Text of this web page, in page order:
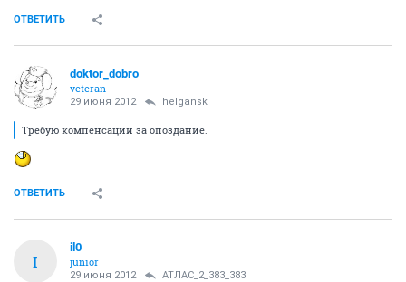
ОТВЕТИТЬ
doktor_dobro
veteran
29 июня 2012 helgansk
Требую компенсации за опоздание.
ОТВЕТИТЬ
I
il0
junior
29 июня 2012 АТЛАС_2_383_383